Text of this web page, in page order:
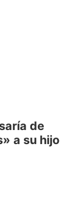
de
a su hijo